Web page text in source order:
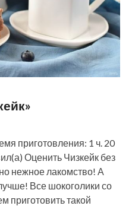
приготовления: 1 ч. 20
Оценить Чизкейк без
нежное лакомство! А
Все шокоголики со
приготовить такой